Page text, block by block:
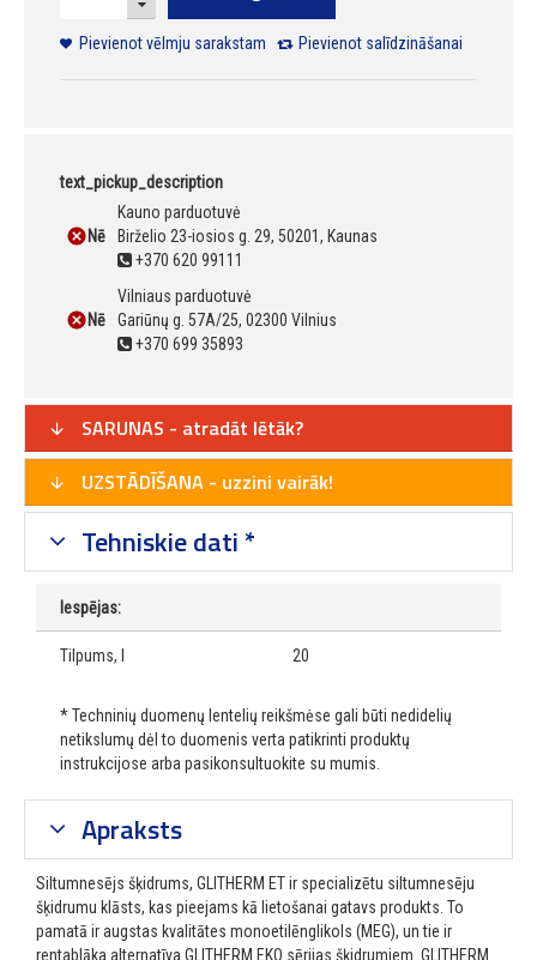
Pievienot vēlmju sarakstam Pievienot salīdzināšanai
text_pickup_description
Nē
Kauno parduotuvė
Birželio 23-iosios g. 29, 50201, Kaunas
+370 620 99111
Nē
Vilniaus parduotuvė
Gariūnų g. 57A/25, 02300 Vilnius
+370 699 35893
SARUNAS - atradāt lētāk?
UZSTĀDĪŠANA - uzzini vairāk!
Tehniskie dati *
Iespējas:
Tilpums, l 20
* Techninių duomenų lentelių reikšmėse gali būti nedidelių
netikslumų dėl to duomenis verta patikrinti produktų
instrukcijose arba pasikonsultuokite su mumis.
Apraksts
Siltumnesējs šķidrums, GLITHERM ET ir specializētu siltumnesēju
šķidrumu klāsts, kas pieejams kā lietošanai gatavs produkts. To
pamatā ir augstas kvalitātes monoetilēnglikols (MEG), un tie ir
rentablāka alternatīva GLITHERM EKO sērijas šķidrumiem. GLITHERM